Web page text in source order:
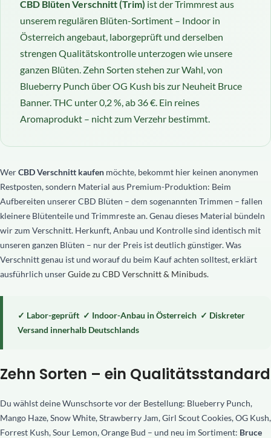
CBD Blüten Verschnitt (Trim) ist der Trimmrest aus
unserem regulären Blüten-Sortiment – Indoor in
Österreich angebaut, laborgeprüft und derselben
strengen Qualitätskontrolle unterzogen wie unsere
ganzen Blüten. Zehn Sorten stehen zur Wahl, von
Blueberry Punch über OG Kush bis zur Neuheit Bruce
Banner. THC unter 0,2 %, ab 36 €. Ein reines
Aromaprodukt – nicht zum Verzehr bestimmt.
WerCBD Verschnitt kaufen möchte, bekommt hier keinen anonymen
Restposten, sondern Material aus Premium-Produktion: Beim
Aufbereiten unserer CBD Blüten – dem sogenannten Trimmen – fallen
kleinere Blütenteile und Trimmreste an. Genau dieses Material bündeln
wir zum Verschnitt. Herkunft, Anbau und Kontrolle sind identisch mit
unseren ganzen Blüten – nur der Preis ist deutlich günstiger. Was
Verschnitt genau ist und worauf du beim Kauf achten solltest, erklärt
ausführlich unserGuide zu CBD Verschnitt & Minibuds.
✓ Labor-geprüft ✓ Indoor-Anbau in Österreich ✓ Diskreter
Versand innerhalb Deutschlands
Zehn Sorten – ein Qualitätsstandard
Du wählst deine Wunschsorte vor der Bestellung: Blueberry Punch,
Mango Haze, Snow White, Strawberry Jam, Girl Scout Cookies, OG Kush,
Forrest Kush, Sour Lemon, Orange Bud – und neu im Sortiment: Bruce